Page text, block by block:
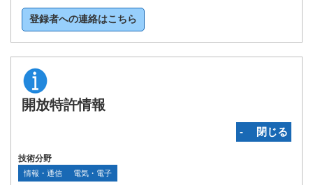
登録者への連絡はこちら
開放特許情報
‐ 閉じる
技術分野
情報・通信 電気・電子